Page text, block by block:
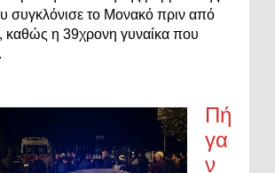
συγκλόνισε το Μονακό πριν από
καθώς η 39χρονη γυναίκα που
Πή
γα
ν